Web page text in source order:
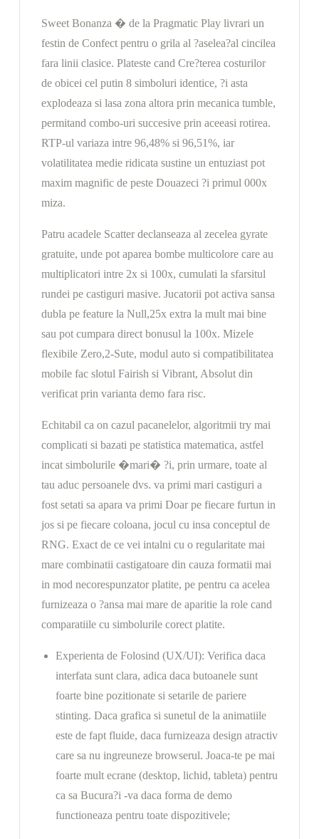
Sweet Bonanza � de la Pragmatic Play livrari un
festin de Confect pentru o grila al ?aselea?al cincilea
fara linii clasice. Plateste cand Cre?terea costurilor
de obicei cel putin 8 simboluri identice, ?i asta
explodeaza si lasa zona altora prin mecanica tumble,
permitand combo-uri succesive prin aceeasi rotirea.
RTP-ul variaza intre 96,48% si 96,51%, iar
volatilitatea medie ridicata sustine un entuziast pot
maxim magnific de peste Douazeci ?i primul 000x
miza.
Patru acadele Scatter declanseaza al zecelea gyrate
gratuite, unde pot aparea bombe multicolore care au
multiplicatori intre 2x si 100x, cumulati la sfarsitul
rundei pe castiguri masive. Jucatorii pot activa sansa
dubla pe feature la Null,25x extra la mult mai bine
sau pot cumpara direct bonusul la 100x. Mizele
flexibile Zero,2-Sute, modul auto si compatibilitatea
mobile fac slotul Fairish si Vibrant, Absolut din
verificat prin varianta demo fara risc.
Echitabil ca on cazul pacanelelor, algoritmii try mai
complicati si bazati pe statistica matematica, astfel
incat simbolurile �mari� ?i, prin urmare, toate al
tau aduc persoanele dvs. va primi mari castiguri a
fost setati sa apara va primi Doar pe fiecare furtun in
jos si pe fiecare coloana, jocul cu insa conceptul de
RNG. Exact de ce vei intalni cu o regularitate mai
mare combinatii castigatoare din cauza formatii mai
in mod necorespunzator platite, pe pentru ca acelea
furnizeaza o ?ansa mai mare de aparitie la role cand
comparatiile cu simbolurile corect platite.
Experienta de Folosind (UX/UI): Verifica daca
interfata sunt clara, adica daca butoanele sunt
foarte bine pozitionate si setarile de pariere
stinting. Daca grafica si sunetul de la animatiile
este de fapt fluide, daca furnizeaza design atractiv
care sa nu ingreuneze browserul. Joaca-te pe mai
foarte mult ecrane (desktop, lichid, tableta) pentru
ca sa Bucura?i -va daca forma de demo
functioneaza pentru toate dispozitivele;